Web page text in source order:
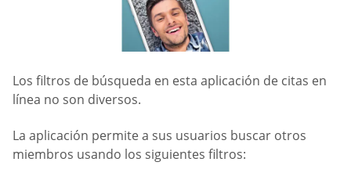
Los filtros de búsqueda en esta aplicación de citas en
línea no son diversos.
La aplicación permite a sus usuarios buscar otros
miembros usando los siguientes filtros: